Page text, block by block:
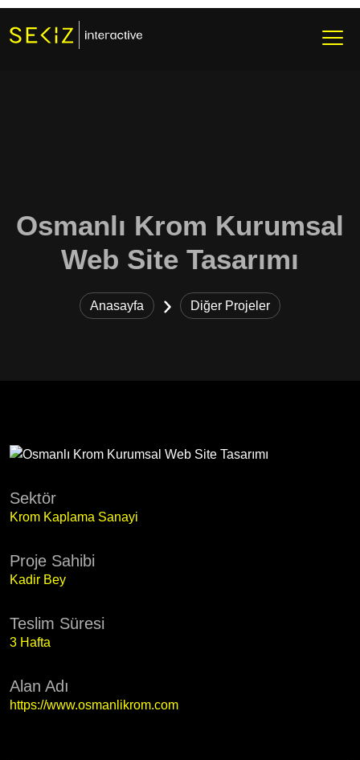
Osmanlı Krom Kurumsal
Web Site Tasarımı
Anasayfa Diğer Projeler
Sektör
Krom Kaplama Sanayi
Proje Sahibi
Kadir Bey
Teslim Süresi
3 Hafta
Alan Adı
https://www.osmanlikrom.com